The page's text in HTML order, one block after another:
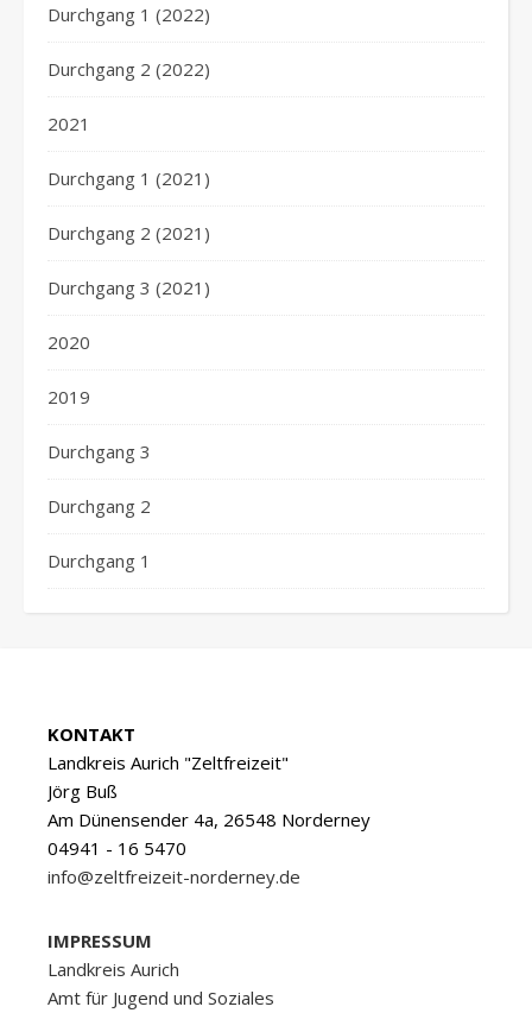
Durchgang 1 (2022)
Durchgang 2 (2022)
2021
Durchgang 1 (2021)
Durchgang 2 (2021)
Durchgang 3 (2021)
2020
2019
Durchgang 3
Durchgang 2
Durchgang 1
KONTAKT
Landkreis Aurich "Zeltfreizeit"
Jörg Buß
Am Dünensender 4a, 26548 Norderney
04941 - 16 5470
info@zeltfreizeit-norderney.de
IMPRESSUM
Landkreis Aurich
Amt für Jugend und Soziales